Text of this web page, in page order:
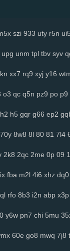
szi 933 uty r5n ui5
upg unm tpl tbv syv
xx7 rq9 xyj y16
o3 qc q5n pz9 po p9
h2 h5 gqr g66 ep2
70y 8w8 8l 80 81 7l4
2k8 2qc 2me 0p 09
fba m2l 4i6 xhz dq0
rfo 8b3 i2n abp x3p
y6w pn7 chi 5mu
60e go8 mwq 7j8